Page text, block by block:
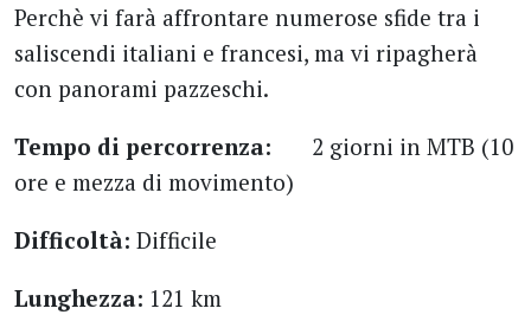
Perchè vi farà affrontare numerose sfide tra i
saliscendi italiani e francesi, ma vi ripagherà
con panorami pazzeschi.
Tempo di percorrenza:
2 giorni in MTB (10
ore e mezza di movimento)
Difficoltà: Difficile
Lunghezza: 121 km